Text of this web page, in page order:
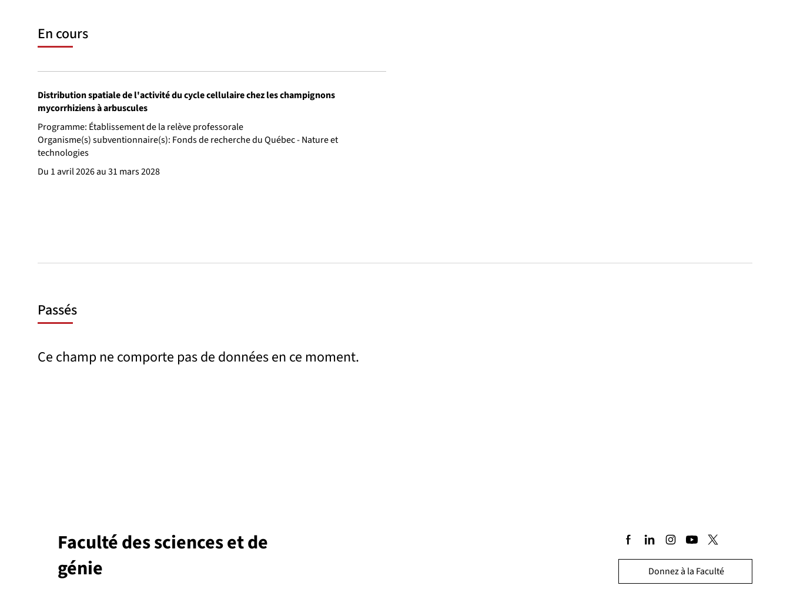
En cours
Distribution spatiale de l'activité du cycle cellulaire chez les champignons
mycorrhiziens à arbuscules
Programme: Établissement de la relève professorale
Organisme(s) subventionnaire(s): Fonds de recherche du Québec - Nature et
technologies
Du 1 avril 2026 au 31 mars 2028
Passés
Ce champ ne comporte pas de données en ce moment.
Faculté des sciences et de
génie
Donnez à la Faculté